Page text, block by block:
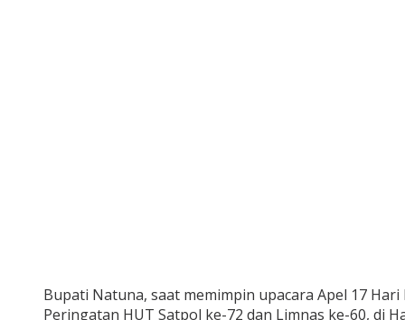
Bupati Natuna, saat memimpin upacara Apel 17
Peringatan HUT Satpol ke-72 dan Limnas ke-60, di